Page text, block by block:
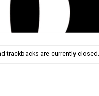
trackbacks are currently closed.